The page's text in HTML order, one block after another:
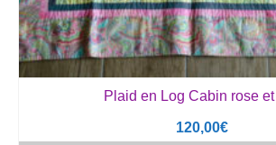
Plaid en Log Cabin rose et
120,00€